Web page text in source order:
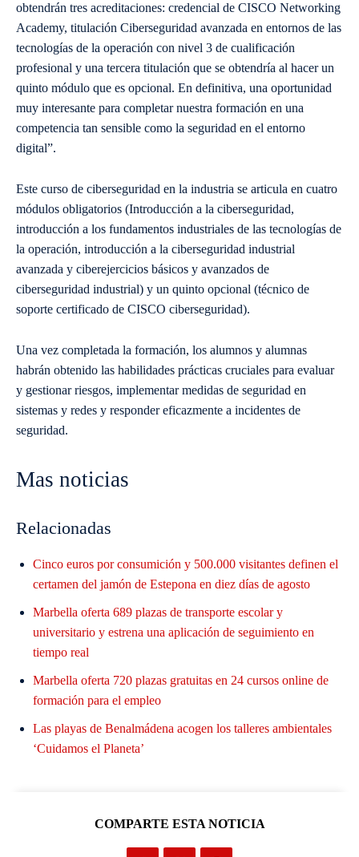
obtendrán tres acreditaciones: credencial de CISCO Networking
Academy, titulación Ciberseguridad avanzada en entornos de las
tecnologías de la operación con nivel 3 de cualificación
profesional y una tercera titulación que se obtendría al hacer un
quinto módulo que es opcional. En definitiva, una oportunidad
muy interesante para completar nuestra formación en una
competencia tan sensible como la seguridad en el entorno
digital”.
Este curso de ciberseguridad en la industria se articula en cuatro
módulos obligatorios (Introducción a la ciberseguridad,
introducción a los fundamentos industriales de las tecnologías de
la operación, introducción a la ciberseguridad industrial
avanzada y ciberejercicios básicos y avanzados de
ciberseguridad industrial) y un quinto opcional (técnico de
soporte certificado de CISCO ciberseguridad).
Una vez completada la formación, los alumnos y alumnas
habrán obtenido las habilidades prácticas cruciales para evaluar
y gestionar riesgos, implementar medidas de seguridad en
sistemas y redes y responder eficazmente a incidentes de
seguridad.
Mas noticias
Relacionadas
Cinco euros por consumición y 500.000 visitantes definen el
certamen del jamón de Estepona en diez días de agosto
Marbella oferta 689 plazas de transporte escolar y
universitario y estrena una aplicación de seguimiento en
tiempo real
Marbella oferta 720 plazas gratuitas en 24 cursos online de
formación para el empleo
Las playas de Benalmádena acogen los talleres ambientales
‘Cuidamos el Planeta’
COMPARTE ESTA NOTICIA